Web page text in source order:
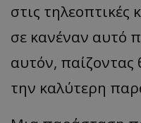
στις τηλεοπτικές
σε κανέναν αυτό
αυτόν, παίζοντας
την καλύτερη